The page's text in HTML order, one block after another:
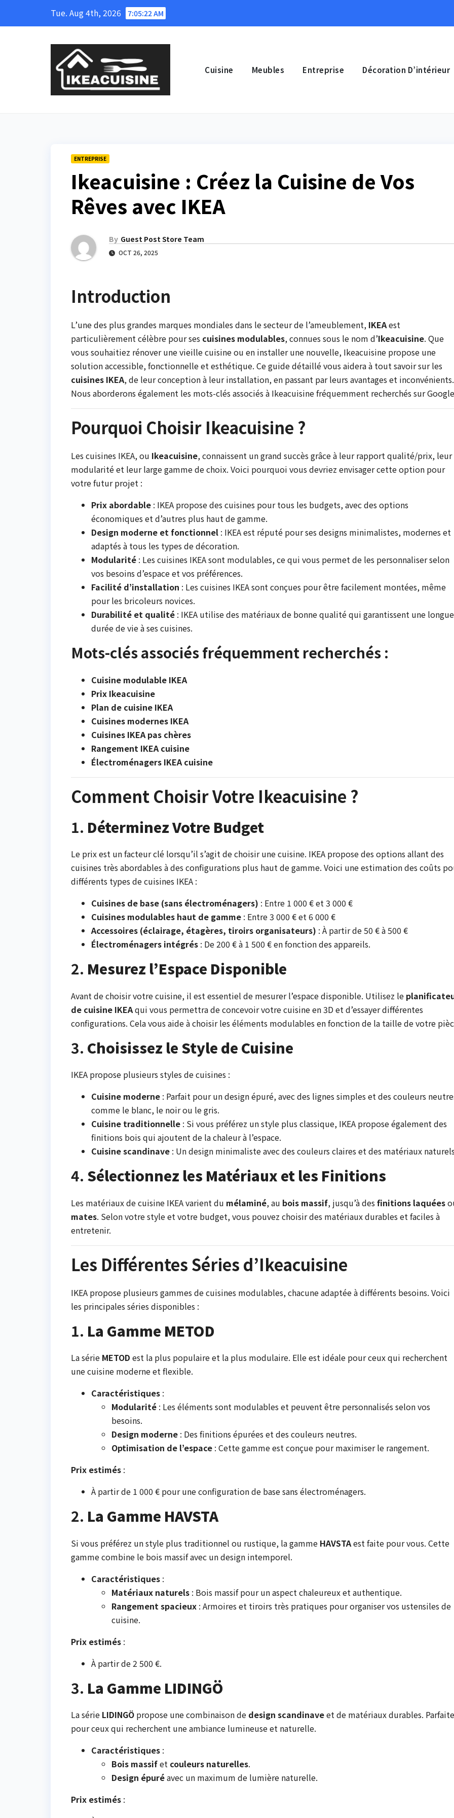
Tue. Aug 4th, 2026 7:05:23 AM
Cuisine Meubles Entreprise Décoration D’intérieur
ENTREPRISE
Ikeacuisine : Créez la Cuisine de Vos
Rêves avec IKEA
By Guest Post Store Team
OCT 26, 2025
Introduction
L’une des plus grandes marques mondiales dans le secteur de l’ameublement, IKEAest
particulièrement célèbre pour ses cuisines modulables, connues sous le nom d’Ikeacuisine. Que
vous souhaitiez rénover une vieille cuisine ou en installer une nouvelle, Ikeacuisine propose une
solution accessible, fonctionnelle et esthétique. Ce guide détaillé vous aidera à tout savoir sur les
cuisines IKEA, de leur conception à leur installation, en passant par leurs avantages et inconvénients.
Nous aborderons également les mots-clés associés à Ikeacuisine fréquemment recherchés sur
Pourquoi Choisir Ikeacuisine ?
Les cuisines IKEA, ou Ikeacuisine, connaissent un grand succès grâce à leur rapport qualité/prix, leur
modularité et leur large gamme de choix. Voici pourquoi vous devriez envisager cette option pour
votre futur projet :
Prix abordable : IKEA propose des cuisines pour tous les budgets, avec des options
économiques et d’autres plus haut de gamme.
Design moderne et fonctionnel : IKEA est réputé pour ses designs minimalistes, modernes et
adaptés à tous les types de décoration.
Modularité : Les cuisines IKEA sont modulables, ce qui vous permet de les personnaliser selon
vos besoins d’espace et vos préférences.
Facilité d’installation : Les cuisines IKEA sont conçues pour être facilement montées, même
pour les bricoleurs novices.
Durabilité et qualité : IKEA utilise des matériaux de bonne qualité qui garantissent une longue
durée de vie à ses cuisines.
Mots-clés associés fréquemment recherchés :
Cuisine modulable IKEA
Prix Ikeacuisine
Plan de cuisine IKEA
Cuisines modernes IKEA
Cuisines IKEA pas chères
Rangement IKEA cuisine
Électroménagers IKEA cuisine
Comment Choisir Votre Ikeacuisine ?
1. Déterminez Votre Budget
Le prix est un facteur clé lorsqu’il s’agit de choisir une cuisine. IKEA propose des options allant des
cuisines très abordables à des configurations plus haut de gamme. Voici une estimation des coûts
différents types de cuisines IKEA :
Cuisines de base (sans électroménagers) : Entre 1 000 € et 3 000 €
Cuisines modulables haut de gamme : Entre 3 000 € et 6 000 €
Accessoires (éclairage, étagères, tiroirs organisateurs) : À partir de 50 € à 500 €
Électroménagers intégrés : De 200 € à 1 500 € en fonction des appareils.
2. Mesurez l’Espace Disponible
Avant de choisir votre cuisine, il est essentiel de mesurer l’espace disponible. Utilisez le
de cuisine IKEAqui vous permettra de concevoir votre cuisine en 3D et d’essayer différentes
configurations. Cela vous aide à choisir les éléments modulables en fonction de la taille de votre
3. Choisissez le Style de Cuisine
IKEA propose plusieurs styles de cuisines :
Cuisine moderne : Parfait pour un design épuré, avec des lignes simples et des couleurs
comme le blanc, le noir ou le gris.
Cuisine traditionnelle : Si vous préférez un style plus classique, IKEA propose également des
finitions bois qui ajoutent de la chaleur à l’espace.
Cuisine scandinave : Un design minimaliste avec des couleurs claires et des matériaux
4. Sélectionnez les Matériaux et les Finitions
Les matériaux de cuisine IKEA varient du mélaminé, au bois massif, jusqu’à des finitions laquées
mates. Selon votre style et votre budget, vous pouvez choisir des matériaux durables et faciles à
entretenir.
Les Différentes Séries d’Ikeacuisine
IKEA propose plusieurs gammes de cuisines modulables, chacune adaptée à différents besoins. Voici
les principales séries disponibles :
1. La Gamme METOD
La série METOD est la plus populaire et la plus modulaire. Elle est idéale pour ceux qui recherchent
une cuisine moderne et flexible.
Caractéristiques :
Modularité : Les éléments sont modulables et peuvent être personnalisés selon vos
besoins.
Design moderne : Des finitions épurées et des couleurs neutres.
Optimisation de l’espace : Cette gamme est conçue pour maximiser le rangement.
Prix estimés :
À partir de 1 000 € pour une configuration de base sans électroménagers.
2. La Gamme HAVSTA
Si vous préférez un style plus traditionnel ou rustique, la gamme HAVSTAest faite pour vous. Cette
gamme combine le bois massif avec un design intemporel.
Caractéristiques :
Matériaux naturels : Bois massif pour un aspect chaleureux et authentique.
Rangement spacieux : Armoires et tiroirs très pratiques pour organiser vos ustensiles de
cuisine.
Prix estimés :
À partir de 2 500 €.
3. La Gamme LIDINGÖ
La série LIDINGÖ propose une combinaison de design scandinaveet de matériaux durables. Parfaite
pour ceux qui recherchent une ambiance lumineuse et naturelle.
Caractéristiques :
Bois massifet couleurs naturelles.
Design épuréavec un maximum de lumière naturelle.
Prix estimés :